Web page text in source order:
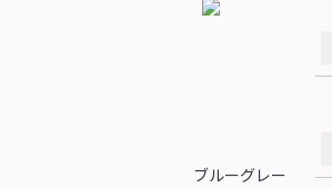
ブルーグレー